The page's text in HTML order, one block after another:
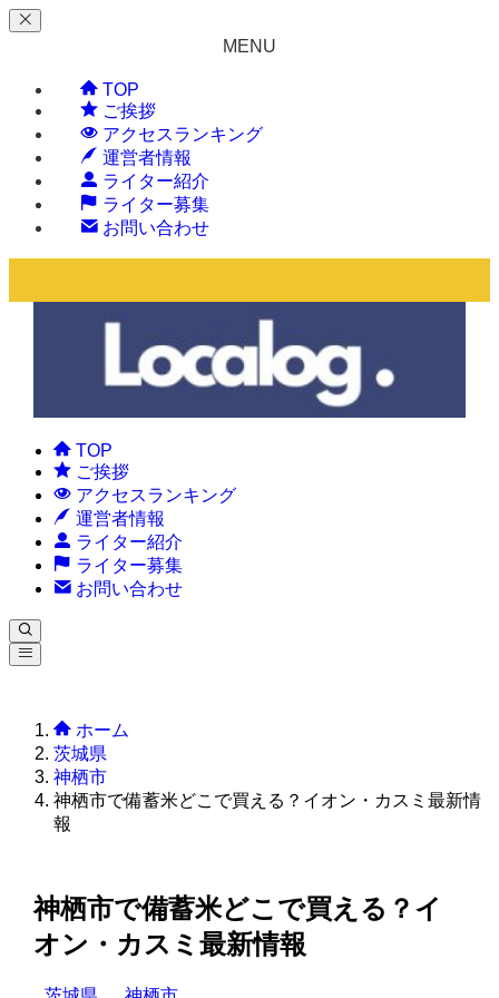
MENU
TOP
ご挨拶
アクセスランキング
運営者情報
ライター紹介
ライター募集
お問い合わせ
TOP
ご挨拶
アクセスランキング
運営者情報
ライター紹介
ライター募集
お問い合わせ
ホーム
茨城県
神栖市
神栖市で備蓄米どこで買える？イオン・カスミ最新情
報
神栖市で備蓄米どこで買える？イ
オン・カスミ最新情報